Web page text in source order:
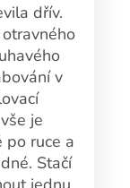
dřív.
v
je
po ruce a
Stačí